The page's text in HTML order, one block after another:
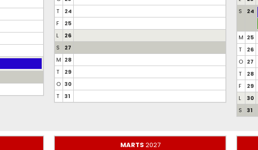
T
24
F
25
L
26
S
27
M 28
T
29
O 30
T
31
S
24
M 25
T
26
O 27
T
28
F
29
L
30
S
31
MARTS 2027